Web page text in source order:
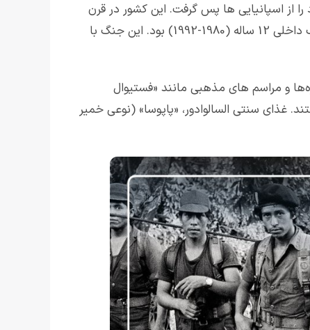
1821 السالوادور استقلال خود را از اسپانیایی ها پس گرفت. این کشور در قرن
بیستم شاهد تنش‌های سیاسی و اجتماعی بسیاری بود که اوج آن در جنگ داخلی 12 ساله (1980-1992) بود. این جنگ با
و مراسم های مذهبی مانند «فستیوال
غذای سنتی السالوادور، «پاپوسا» (نوعی خمیر